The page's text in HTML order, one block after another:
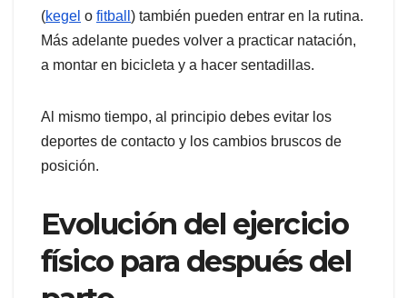
(kegel o fitball ) también pueden entrar en la rutina.
Más adelante puedes volver a practicar natación,
a montar en bicicleta y a hacer sentadillas.
Al mismo tiempo, al principio debes evitar los
deportes de contacto y los cambios bruscos de
posición.
Evolución del ejercicio
físico para después del